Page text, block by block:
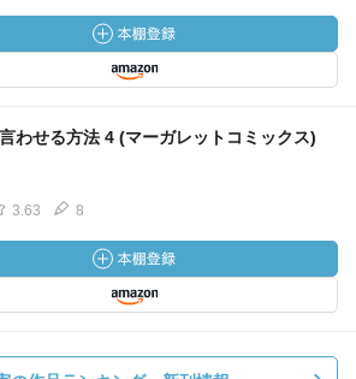
わせる方法 4 (マーガレットコミックス)
3.63 8